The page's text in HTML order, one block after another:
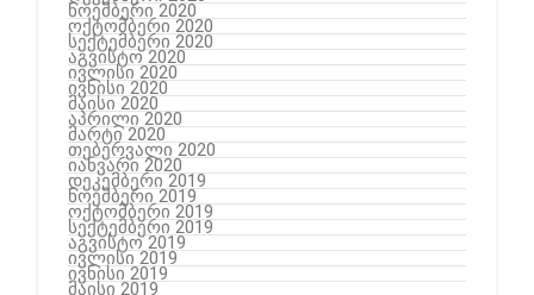
ნოემბერი 2020
ოქტომბერი 2020
სექტემბერი 2020
აგვისტო 2020
ივლისი 2020
ივნისი 2020
მაისი 2020
აპრილი 2020
მარტი 2020
თებერვალი 2020
იანვარი 2020
დეკემბერი 2019
ნოემბერი 2019
ოქტომბერი 2019
სექტემბერი 2019
აგვისტო 2019
ივლისი 2019
ივნისი 2019
მაისი 2019